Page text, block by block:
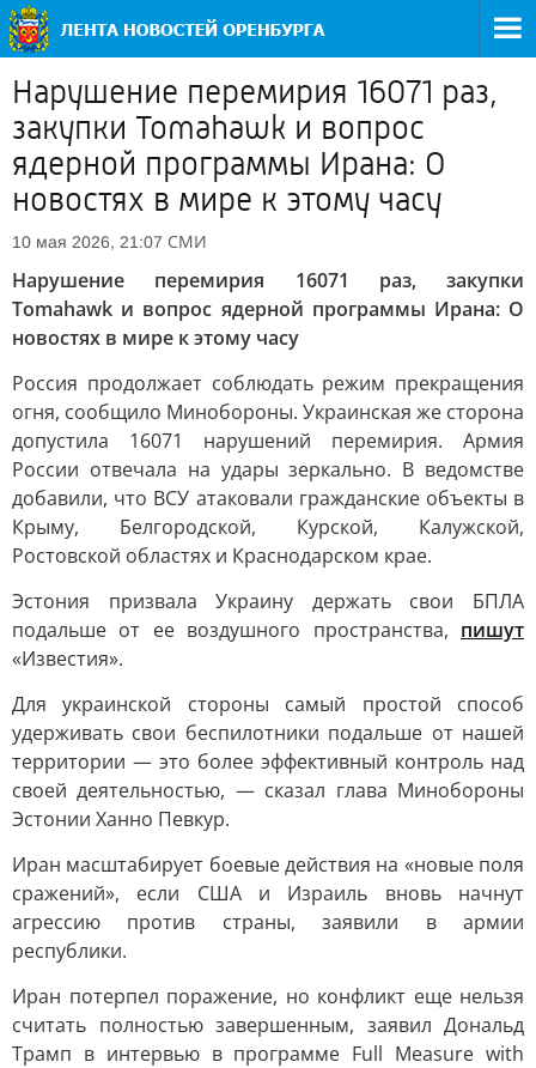
Нарушение перемирия 16071 раз,
закупки Tomahawk и вопрос
ядерной программы Ирана: О
новостях в мире к этому часу
10 мая 2026, 21:07 СМИ
Нарушение перемирия 16071 раз, закупки
Tomahawk и вопрос ядерной программы Ирана: О
новостях в мире к этому часу
Россия продолжает соблюдать режим прекращения
огня, сообщило Минобороны. Украинская же сторона
допустила 16071 нарушений перемирия. Армия
России отвечала на удары зеркально. В ведомстве
добавили, что ВСУ атаковали гражданские объекты в
Крыму, Белгородской, Курской, Калужской,
Ростовской областях и Краснодарском крае.
Эстония призвала Украину держать свои БПЛА
подальше от ее воздушного пространства, пишут
«Известия».
Для украинской стороны самый простой способ
удерживать свои беспилотники подальше от нашей
территории — это более эффективный контроль над
своей деятельностью, — сказал глава Минобороны
Эстонии Ханно Певкур.
Иран масштабирует боевые действия на «новые поля
сражений», если США и Израиль вновь начнут
агрессию против страны, заявили в армии
республики.
Иран потерпел поражение, но конфликт еще нельзя
считать полностью завершенным, заявил Дональд
Трамп в интервью в программе Full Measure with